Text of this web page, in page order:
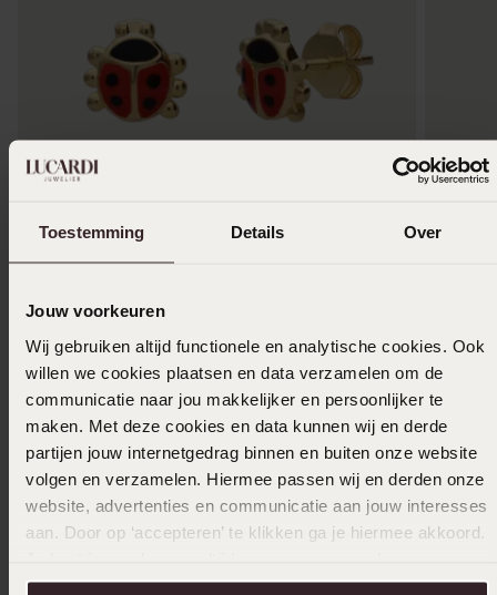
Toestemming Details Over
Jouw voorkeuren
Wij gebruiken altijd functionele en analytische cookies. Ook
willen we cookies plaatsen en data verzamelen om de
communicatie naar jou makkelijker en persoonlijker te
maken. Met deze cookies en data kunnen wij en derde
partijen jouw internetgedrag binnen en buiten onze website
volgen en verzamelen. Hiermee passen wij en derden onze
website, advertenties en communicatie aan jouw interesses
aan. Door op ‘accepteren’ te klikken ga je hiermee akkoord.
over in onscookiebeleid.
Marienkäfer
29 99
399.99
-38%
Andere kauften auch